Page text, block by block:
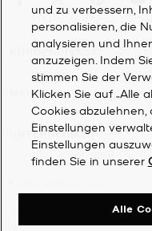
KUNDENDIENST
MEIN KONTO
UNTERNEHMEN
und zu verbessern,
personalisieren, die
analysieren und
anzuzeigen. Indem
stimmen Sie der
Klicken Sie auf „Alle
Cookies abzulehnen,
Einstellungen
Einstellungen
finden Sie in unserer
Alle